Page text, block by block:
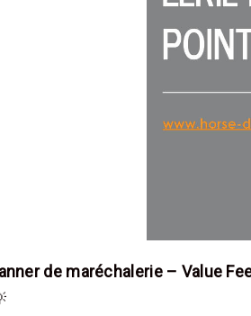
de maréchalerie – Value